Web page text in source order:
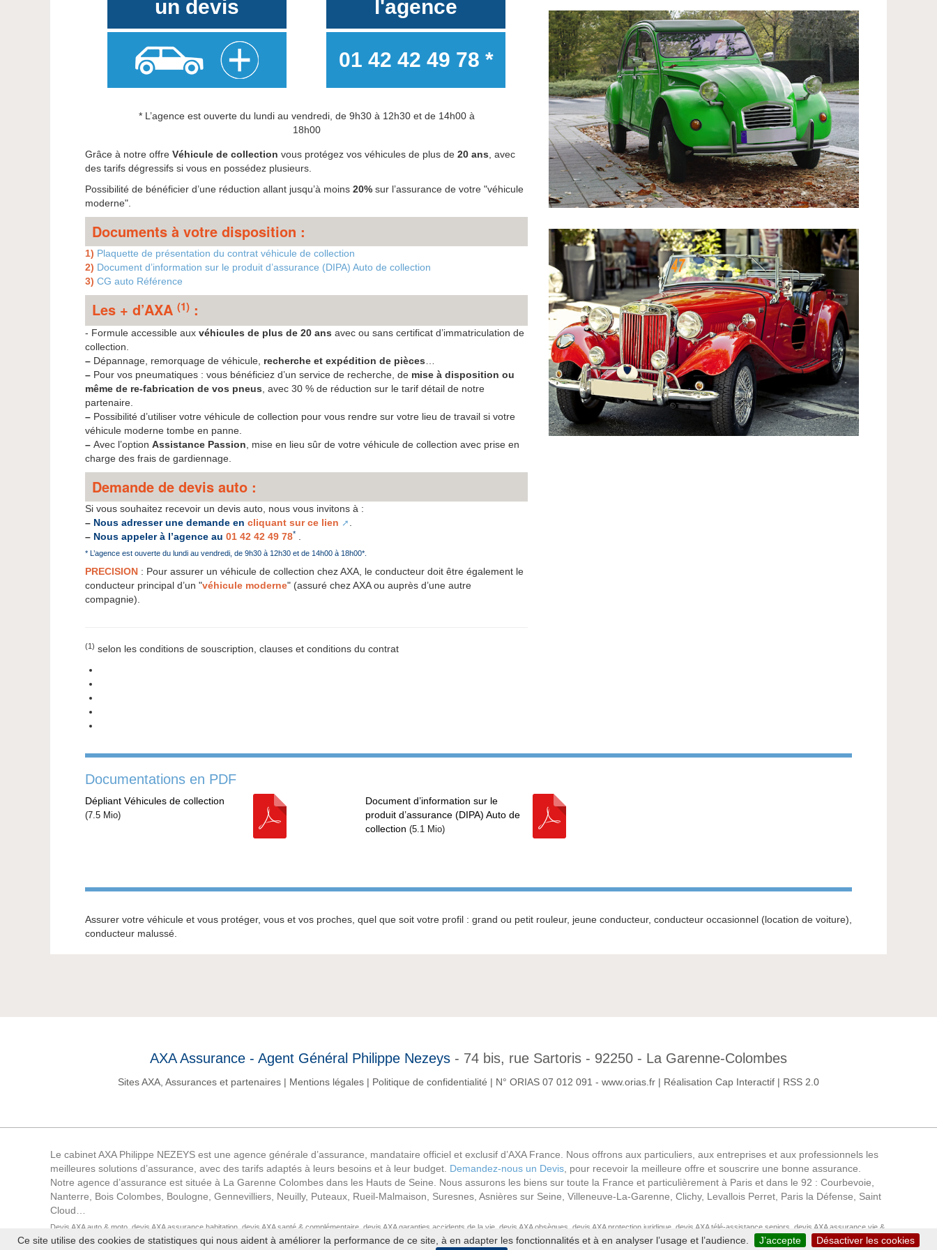
Ce site utilise des cookies de statistiques qui nous aident à améliorer la performance de ce site, à en adapter les fonctionnalités et à en analyser l’usage et l’audience. J’accepte
Désactiver les cookies
un devis l'agence
01 42 42 49 78 *
* L’agence est ouverte du lundi au vendredi, de 9h30 à 12h30 et de 14h00 à
18h00
Grâce à notre offre Véhicule de collection vous protégez vos véhicules de plus de 20 ans , avec
des tarifs dégressifs si vous en possédez plusieurs.
Possibilité de bénéficier d’une réduction allant jusqu’à moins 20% sur l’assurance de votre "véhicule
moderne".
Documents à votre disposition :
1) Plaquette de présentation du contrat véhicule de collection
2) Document d’information sur le produit d’assurance (DIPA) Auto de collection
3) CG auto Référence
Les + d’AXA (1) :
- Formule accessible aux véhicules de plus de 20 ans avec ou sans certificat d’immatriculation de
collection.
– Dépannage, remorquage de véhicule, recherche et expédition de pièces
– Pour vos pneumatiques : vous bénéficiez d’un service de recherche, de mise à disposition ou
même de re-fabrication de vos pneus , avec 30 % de réduction sur le tarif détail de notre
partenaire.
– Possibilité d’utiliser votre véhicule de collection pour vous rendre sur votre lieu de travail si votre
véhicule moderne tombe en panne.
– Avec l’option Assistance Passion , mise en lieu sûr de votre véhicule de collection avec prise en
charge des frais de gardiennage.
Demande de devis auto :
Si vous souhaitez recevoir un devis auto, nous vous invitons à :
– Nous adresser une demande en cliquant sur ce lien
– Nous appeler à l’agence au 01 42 42 49 78*
* L’agence est ouverte du lundi au vendredi, de 9h30 à 12h30 et de 14h00 à 18h00*.
PRECISION : Pour assurer un véhicule de collection chez AXA, le conducteur doit être également le
conducteur principal d’un "véhicule moderne" (assuré chez AXA ou auprès d’une autre
compagnie).
(1) selon les conditions de souscription, clauses et conditions du contrat
Documentations en PDF
Dépliant Véhicules de collection
(7.5 Mio)
Document d’information sur le
produit d’assurance (DIPA) Auto de
collection (5.1 Mio)
Assurer votre véhicule et vous protéger, vous et vos proches, quel que soit votre profil : grand ou petit rouleur, jeune conducteur, conducteur occasionnel (location de voiture),
conducteur malussé.
AXA Assurance - Agent Général Philippe Nezeys - 74 bis, rue Sartoris - 92250 - La Garenne-Colombes
Sites AXA, Assurances et partenaires | Mentions légales | Politique de confidentialité | N° ORIAS 07 012 091 - www.orias.fr | Réalisation Cap Interactif | RSS 2.0
Le cabinet AXA Philippe NEZEYS est une agence générale d’assurance, mandataire officiel et exclusif d’AXA France. Nous offrons aux particuliers, aux entreprises et aux professionnels les
meilleures solutions d’assurance, avec des tarifs adaptés à leurs besoins et à leur budget. Demandez-nous un Devis , pour recevoir la meilleure offre et souscrire une bonne assurance.
Notre agence d’assurance est située à La Garenne Colombes dans les Hauts de Seine. Nous assurons les biens sur toute la France et particulièrement à Paris et dans le 92 : Courbevoie,
Nanterre, Bois Colombes, Boulogne, Gennevilliers, Neuilly, Puteaux, Rueil-Malmaison, Suresnes, Asnières sur Seine, Villeneuve-La-Garenne, Clichy, Levallois Perret, Paris la Défense, Saint
Cloud…
Devis AXA auto & moto, devis AXA assurance habitation, devis AXA santé & complémentaire, devis AXA garanties accidents de la vie, devis AXA obsèques, devis AXA protection juridique, devis AXA télé-assistance seniors, devis AXA assurance vie &
épargne, devis AXA dépendance, devis AXA prévoyance, devis AXA immeuble & copropriété, devis AXA responsabilité civile professionnelle & locaux professionnels, devis diagnostiqueur immobilier, devis AXA toutes les assurances pour les